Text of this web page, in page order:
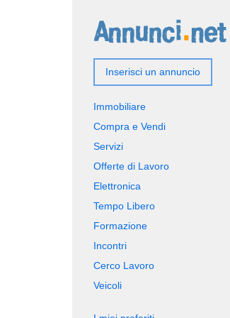
Inserisci un annuncio
Immobiliare
Compra e Vendi
Servizi
Offerte di Lavoro
Elettronica
Tempo Libero
Formazione
Incontri
Cerco Lavoro
Veicoli